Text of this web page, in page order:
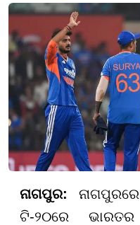
ନାଗପୁର:
ଟି-୨୦ରେ ଭାରତର